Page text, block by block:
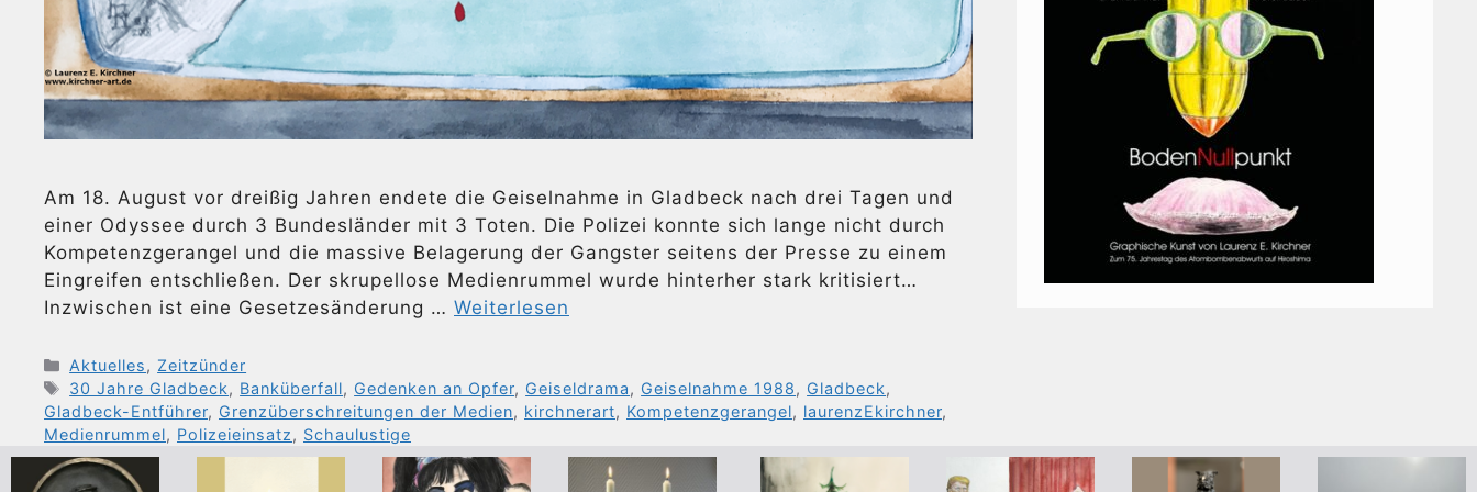
Am 18. August vor dreißig Jahren endete die Geiselnahme in Gladbeck nach drei Tagen und
einer Odyssee durch 3 Bundesländer mit 3 Toten. Die Polizei konnte sich lange nicht durch
Kompetenzgerangel und die massive Belagerung der Gangster seitens der Presse zu einem
Eingreifen entschließen. Der skrupellose Medienrummel wurde hinterher stark kritisiert…
Inzwischen ist eine Gesetzesänderung … Weiterlesen
Kategorien
Aktuelles, Zeitzünder
Schlagwörter
30 Jahre Gladbeck, Banküberfall, Gedenken an Opfer, Geiseldrama, Geiselnahme 1988, Gladbeck,
Gladbeck-Entführer, Grenzüberschreitungen der Medien, kirchnerart, Kompetenzgerangel, laurenzEkirchner,
Medienrummel, Polizeieinsatz, Schaulustige